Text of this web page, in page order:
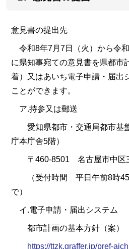
意見書の提出先
令和8年7月7日（火）から令
に県知事宛ての意見書を県都市
着）又はあいち電子申請・届出
ことができます。
ア.持参又は郵送
愛知県都市・交通局都市基
庁本庁舎5階）
〒460-8501 名古屋市中区
（受付時間 平日午前8時45
で）
イ.電子申請・届出システム
都市計画の基本方針（案）
https://ttzk.graffer.jp/pref-